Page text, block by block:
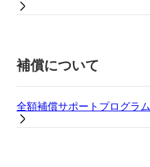
補償について
全額補償サポートプログラム